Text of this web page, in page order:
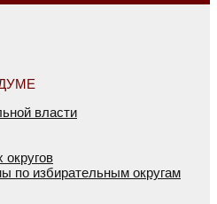
власти
по избирательным округам